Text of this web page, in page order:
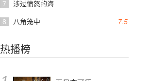
7 涉过愤怒的海
7.5
8 八角笼中
热播榜